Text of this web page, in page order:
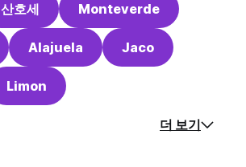
산호세 Monteverde
Alajuela Jaco
Limon
더 보기